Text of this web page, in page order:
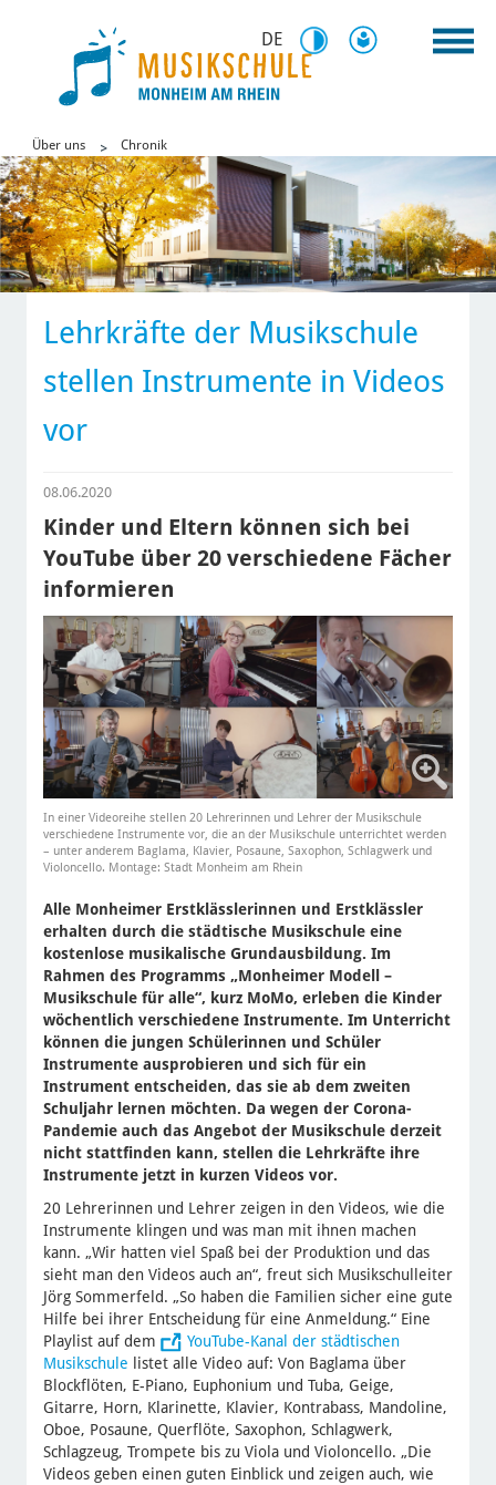
DE
Über uns Chronik
Lehrkräfte der Musikschule
stellen Instrumente in Videos
vor
08.06.2020
Kinder und Eltern können sich bei
YouTube über 20 verschiedene Fächer
informieren
In einer Videoreihe stellen 20 Lehrerinnen und Lehrer der Musikschule
verschiedene Instrumente vor, die an der Musikschule unterrichtet werden
– unter anderem Baglama, Klavier, Posaune, Saxophon, Schlagwerk und
Violoncello. Montage: Stadt Monheim am Rhein
Alle Monheimer Erstklässlerinnen und Erstklässler
erhalten durch die städtische Musikschule eine
kostenlose musikalische Grundausbildung. Im
Rahmen des Programms „Monheimer Modell –
Musikschule für alle“, kurz MoMo, erleben die Kinder
wöchentlich verschiedene Instrumente. Im Unterricht
können die jungen Schülerinnen und Schüler
Instrumente ausprobieren und sich für ein
Instrument entscheiden, das sie ab dem zweiten
Schuljahr lernen möchten. Da wegen der Corona-
Pandemie auch das Angebot der Musikschule derzeit
nicht stattfinden kann, stellen die Lehrkräfte ihre
Instrumente jetzt in kurzen Videos vor.
20 Lehrerinnen und Lehrer zeigen in den Videos, wie die
Instrumente klingen und was man mit ihnen machen
kann. „Wir hatten viel Spaß bei der Produktion und das
sieht man den Videos auch an“, freut sich Musikschulleiter
Jörg Sommerfeld. „So haben die Familien sicher eine gute
Hilfe bei ihrer Entscheidung für eine Anmeldung.“ Eine
Playlist auf dem
YouTube-Kanal der städtischen
Musikschule listet alle Video auf: Von Baglama über
Blockflöten, E-Piano, Euphonium und Tuba, Geige,
Gitarre, Horn, Klarinette, Klavier, Kontrabass, Mandoline,
Oboe, Posaune, Querflöte, Saxophon, Schlagwerk,
Schlagzeug, Trompete bis zu Viola und Violoncello. „Die
Videos geben einen guten Einblick und zeigen auch, wie